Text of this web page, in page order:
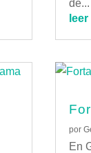
de...
por
En